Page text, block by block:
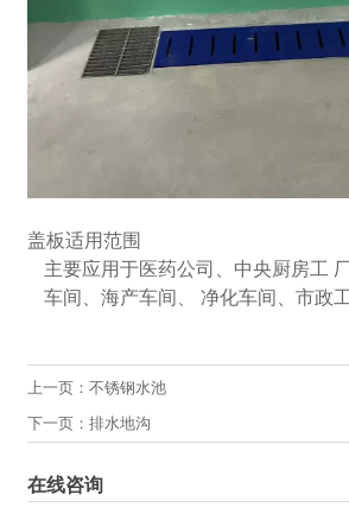
盖板适用范围
主要应用于医药公司、中央厨房工
车间、海产车间、 净化车间、市政
上一页： 不锈钢水池
下一页： 排水地沟
在线咨询